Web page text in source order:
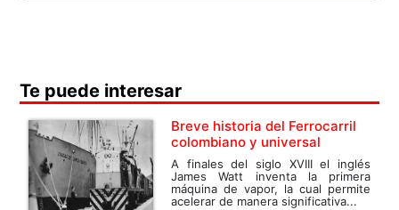
Te puede interesar
Breve historia del Ferrocarril
colombiano y universal
A finales del siglo XVIII el inglés
James Watt inventa la primera
máquina de vapor, la cual permite
acelerar de manera significativa...